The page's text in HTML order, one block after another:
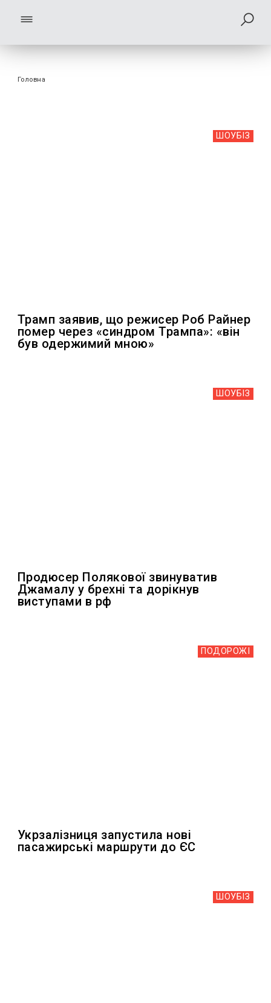
Головна
ШОУБIЗ
Трамп заявив, що режисер Роб Райнер
помер через «синдром Трампа»: «він
був одержимий мною»
ШОУБIЗ
Продюсер Полякової звинуватив
Джамалу у брехні та дорікнув
виступами в рф
ПОДОРОЖІ
Укрзалізниця запустила нові
пасажирські маршрути до ЄС
ШОУБIЗ